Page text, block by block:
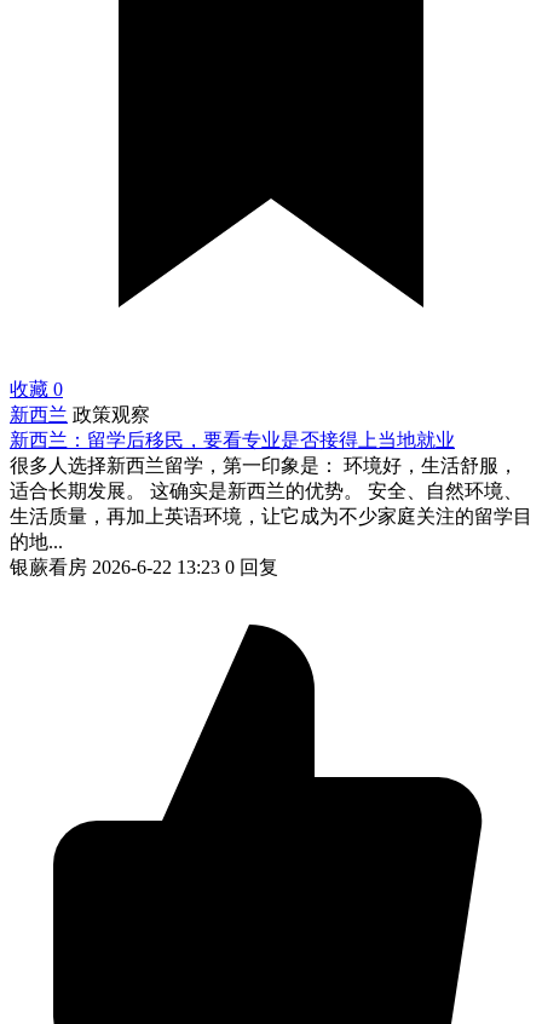
收藏 0
新西兰 政策观察
新西兰：留学后移民，要看专业是否接得上当地就业
很多人选择新西兰留学，第一印象是： 环境好，生活舒服，
适合长期发展。 这确实是新西兰的优势。 安全、自然环境、
生活质量，再加上英语环境，让它成为不少家庭关注的留学目
的地...
银蕨看房 2026-6-22 13:23 0 回复